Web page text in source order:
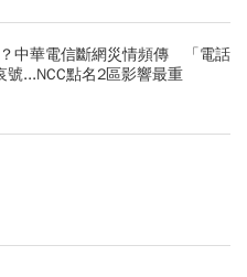
中華電信斷網災情頻傳 「電話
號...NCC點名2區影響最重